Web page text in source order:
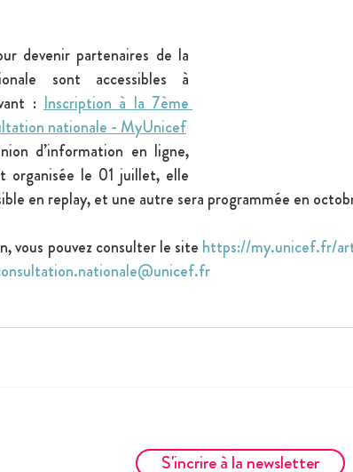
devenir partenaires de la
sont accessibles à
: Inscription à la 7ème
nationale - MyUnicef
d’information en ligne,
organisée le 01 juillet, elle
en replay, et une autre sera programmée en
vous pouvez consulter le site https://my.unicef.fr/
S'incrire à la newsletter